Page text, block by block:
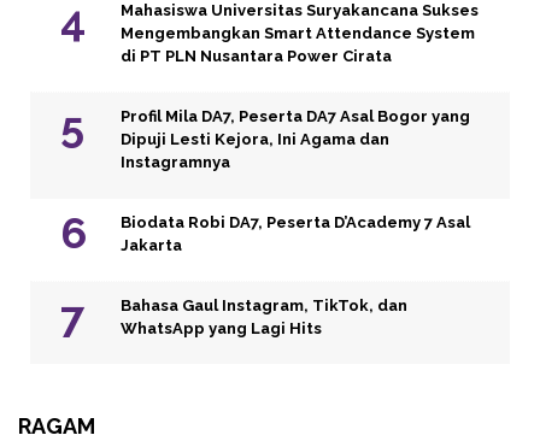
Mahasiswa Universitas Suryakancana Sukses
Mengembangkan Smart Attendance System
di PT PLN Nusantara Power Cirata
Profil Mila DA7, Peserta DA7 Asal Bogor yang
Dipuji Lesti Kejora, Ini Agama dan
Instagramnya
Biodata Robi DA7, Peserta D’Academy 7 Asal
Jakarta
Bahasa Gaul Instagram, TikTok, dan
WhatsApp yang Lagi Hits
RAGAM